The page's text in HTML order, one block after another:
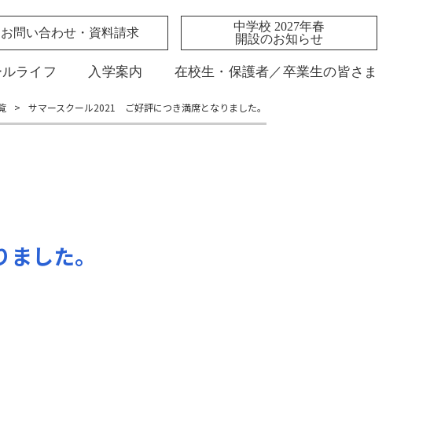
お問い合わせ・資料請求
中学校 2027年春
開設のお知らせ
ライフ 入学案内 在校生・保護者／卒業生の皆さま
> サマースクール2021 ご好評につき満席となりました。
した。